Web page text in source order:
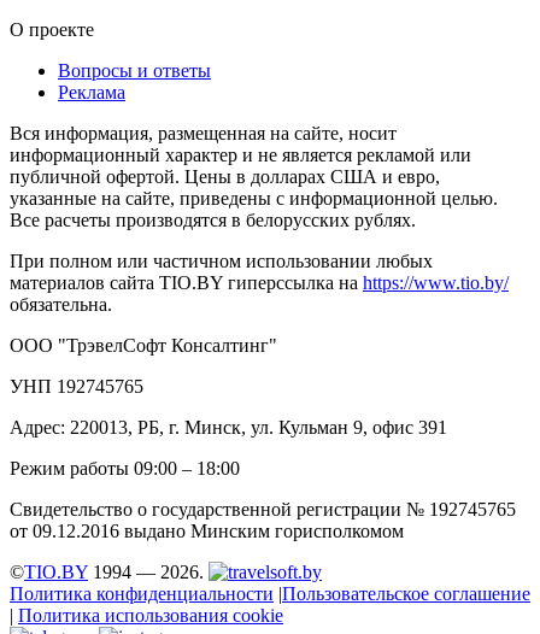
О проекте
Вопросы и ответы
Реклама
Вся информация, размещенная на сайте, носит
информационный характер и не является рекламой или
публичной офертой. Цены в долларах США и евро,
указанные на сайте, приведены с информационной целью.
Все расчеты производятся в белорусских рублях.
При полном или частичном использовании любых
материалов сайта TIO.BY гиперссылка на https://www.tio.by/
обязательна.
ООО "ТрэвелСофт Консалтинг"
УНП 192745765
Адрес: 220013, РБ, г. Минск, ул. Кульман 9, офис 391
Режим работы 09:00 – 18:00
Свидетельство о государственной регистрации № 192745765
от 09.12.2016 выдано Минским горисполкомом
©TIO.BY 1994 — 2026.
Политика конфиденциальности |Пользовательское соглашение
| Политика использования cookie